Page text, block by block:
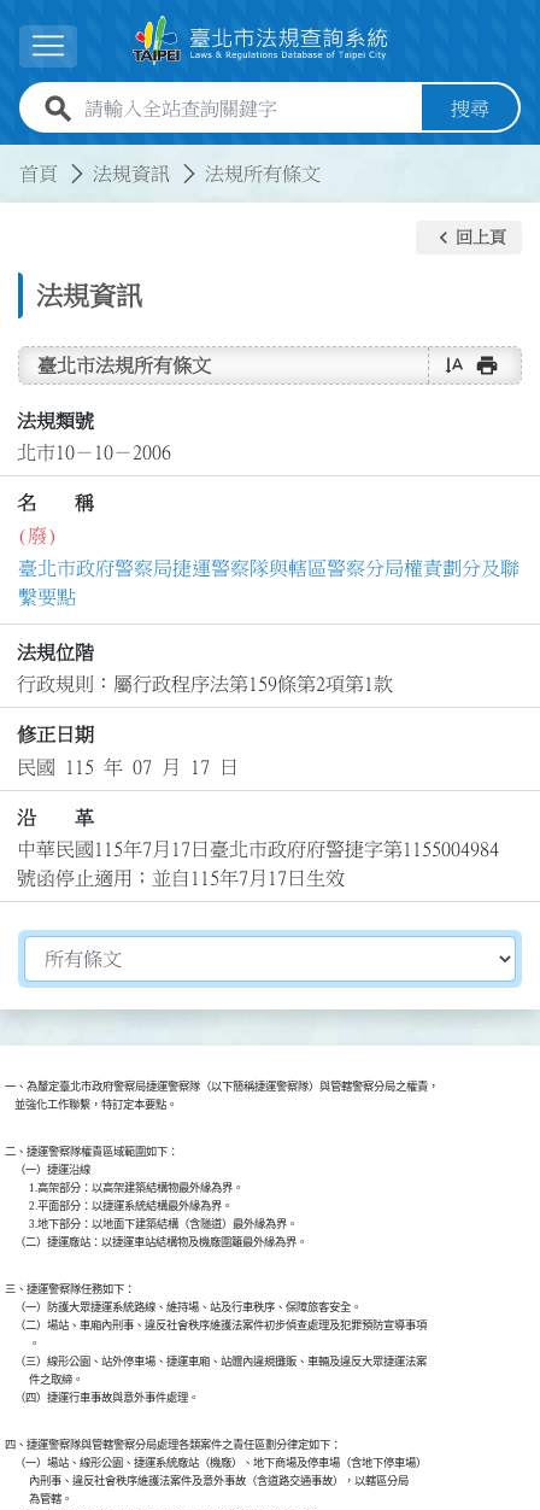
展開選單
全站查詢關鍵字欄位 搜尋
首頁 法規資訊 法規所有條文
法規資訊
keyboard_arrow_left 回上頁
臺北市法規所有條文 text_rotate_vertical print
法規類號
北市10－10－2006
名 稱
(廢)
臺北市政府警察局捷運警察隊與轄區警察分局權責劃分及聯
繫要點
法規位階
行政規則：屬行政程序法第159條第2項第1款
修正日期
民國 115 年 07 月 17 日
沿 革
中華民國115年7月17日臺北市政府府警捷字第1155004984
號函停止適用；並自115年7月17日生效
切換選擇法規資訊內容
一、為釐定臺北市政府警察局捷運警察隊（以下簡稱捷運警察隊）與管轄警察分局之權責，
    並強化工作聯繫，特訂定本要點。
二、捷運警察隊權責區域範圍如下：
    （一）捷運沿線
          1.高架部分：以高架建築結構物最外緣為界。
          2.平面部分：以捷運系統結構最外緣為界。
          3.地下部分：以地面下建築結構（含隧道）最外緣為界。
    （二）捷運廠站：以捷運車站結構物及機廠圍籬最外緣為界。
三、捷運警察隊任務如下：
    （一）防護大眾捷運系統路線、維持場、站及行車秩序、保障旅客安全。
    （二）場站、車廂內刑事、違反社會秩序維護法案件初步偵查處理及犯罪預防宣導事項
          。
    （三）線形公園、站外停車場、捷運車廂、站體內違規攤販、車輛及違反大眾捷運法案
          件之取締。
    （四）捷運行車事故與意外事件處理。
四、捷運警察隊與管轄警察分局處理各類案件之責任區劃分律定如下：
    （一）場站、線形公園、捷運系統廠站（機廠）、地下商場及停車場（含地下停車場）
          內刑事、違反社會秩序維護法案件及意外事故（含道路交通事故），以轄區分局
          為管轄。